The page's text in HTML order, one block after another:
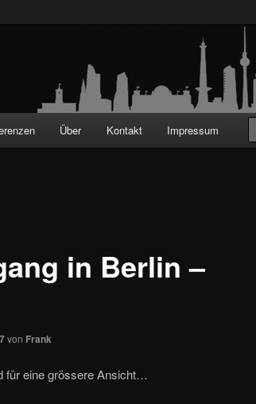
Über Kontakt Impressum
in Berlin –
von Frank
für eine grössere Ansicht…